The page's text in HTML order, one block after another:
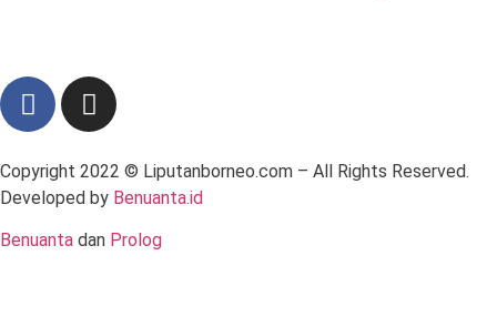
Copyright 2022 © Liputanborneo.com – All Rights Reserved.
Developed by Benuanta.id
Benuanta dan Prolog